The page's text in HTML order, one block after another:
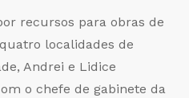
recursos para obras de
localidades de
Andrei e Lidice
o chefe de gabinete da